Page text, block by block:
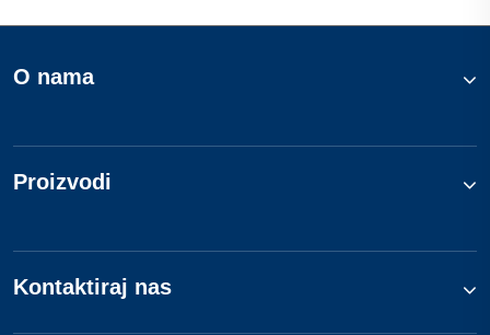
O nama
Proizvodi
Kontaktiraj nas